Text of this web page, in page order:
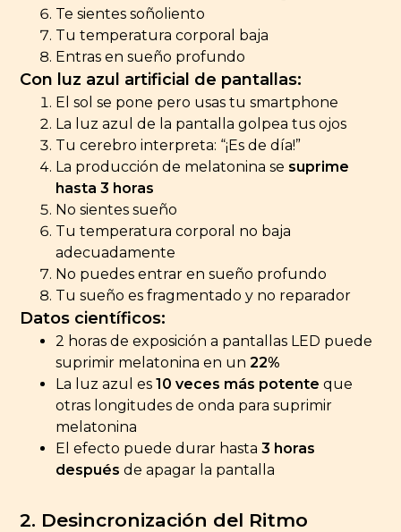
Te sientes soñoliento
Tu temperatura corporal baja
Entras en sueño profundo
Con luz azul artificial de pantallas:
El sol se pone pero usas tu smartphone
La luz azul de la pantalla golpea tus ojos
Tu cerebro interpreta: “¡Es de día!”
La producción de melatonina se suprime
hasta 3 horas
No sientes sueño
Tu temperatura corporal no baja
adecuadamente
No puedes entrar en sueño profundo
Tu sueño es fragmentado y no reparador
Datos científicos:
2 horas de exposición a pantallas LED puede
suprimir melatonina en un22%
La luz azul es10 veces más potente que
otras longitudes de onda para suprimir
melatonina
El efecto puede durar hasta3 horas
después de apagar la pantalla
2. Desincronización del Ritmo